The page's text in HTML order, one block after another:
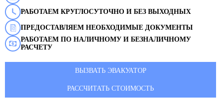
РАБОТАЕМ КРУГЛОСУТОЧНО И БЕЗ ВЫХОДНЫХ
ПРЕДОСТАВЛЯЕМ НЕОБХОДИМЫЕ ДОКУМЕНТЫ
РАБОТАЕМ ПО НАЛИЧНОМУ И БЕЗНАЛИЧНОМУ
РАСЧЕТУ
ВЫЗВАТЬ ЭВАКУАТОР
РАССЧИТАТЬ СТОИМОСТЬ